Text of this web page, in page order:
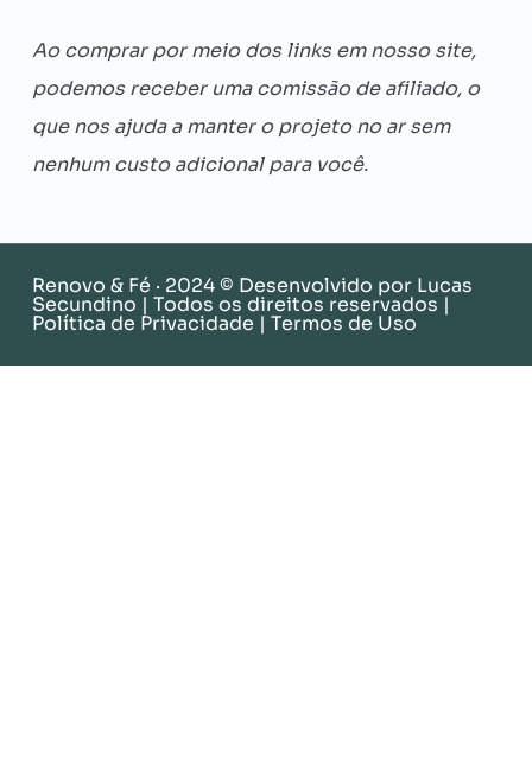
Ao comprar por meio dos links em nosso site,
podemos receber uma comissão de afiliado, o
que nos ajuda a manter o projeto no ar sem
nenhum custo adicional para você.
Renovo & Fé · 2024 © Desenvolvido por Lucas
Secundino | Todos os direitos reservados |
Política de Privacidade | Termos de Uso